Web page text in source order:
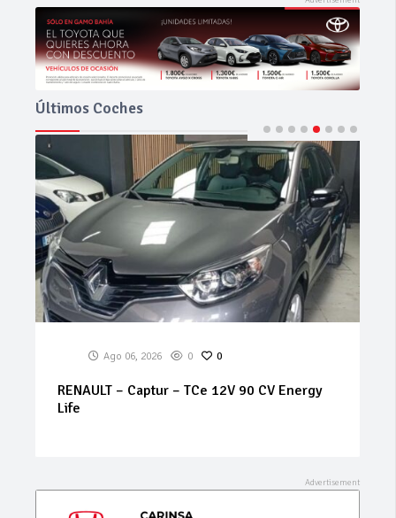
Últimos Coches
Ago 06, 2026 0 0
SEAT – Arona – 1.6 TDI CR 70 kWStart/Stop
Style